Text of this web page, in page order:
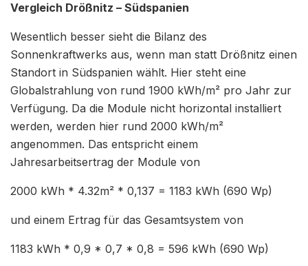
Vergleich Drößnitz – Südspanien
Wesentlich besser sieht die Bilanz des
Sonnenkraftwerks aus, wenn man statt Drößnitz einen
Standort in Südspanien wählt. Hier steht eine
Globalstrahlung von rund 1900 kWh/m² pro Jahr zur
Verfügung. Da die Module nicht horizontal installiert
werden, werden hier rund 2000 kWh/m²
angenommen. Das entspricht einem
Jahresarbeitsertrag der Module von
2000 kWh * 4.32m² * 0,137 = 1183 kWh (690 Wp)
und einem Ertrag für das Gesamtsystem von
1183 kWh * 0,9 * 0,7 * 0,8 = 596 kWh (690 Wp)